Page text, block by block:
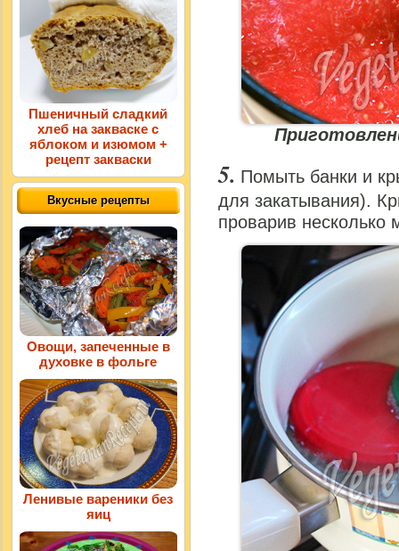
Помыть банки и
для закатывания).
проварив несколько
Пшеничный сладкий
хлеб на закваске с
яблоком и изюмом +
рецепт закваски
Вкусные рецепты
Овощи, запеченные в
духовке в фольге
Ленивые вареники без
яиц